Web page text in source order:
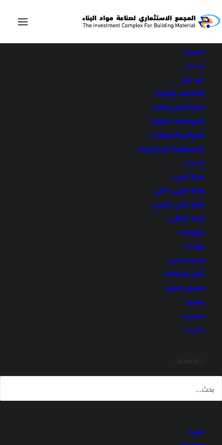
الرئيسية
من نحن
من نحن
الأهداف والرؤية
كلمة المدير العام
المواصفات الفنية
الجوائز والشهادات
المسؤولية الاجتماعية
المنتجات
بلاط أرضي
بلاط أرضي داخلي
بلاط أرضي خارجي
بلاط حائطي
ديكورات
وزرات
المركز الإعلامي
أخبار وإعلانات
معرض الصور
فيديو
الموزعون
اتصل بنا
العربية
وزرة 1
رمز المنتج